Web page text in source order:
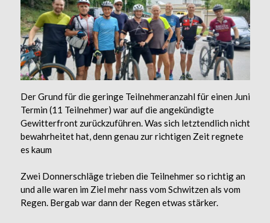
Der Grund für die geringe Teilnehmeranzahl für einen Juni
Termin (11 Teilnehmer) war auf die angekündigte
Gewitterfront zurückzuführen. Was sich letztendlich nicht
bewahrheitet hat, denn genau zur richtigen Zeit regnete
es kaum
Zwei Donnerschläge trieben die Teilnehmer so richtig an
und alle waren im Ziel mehr nass vom Schwitzen als vom
Regen. Bergab war dann der Regen etwas stärker.